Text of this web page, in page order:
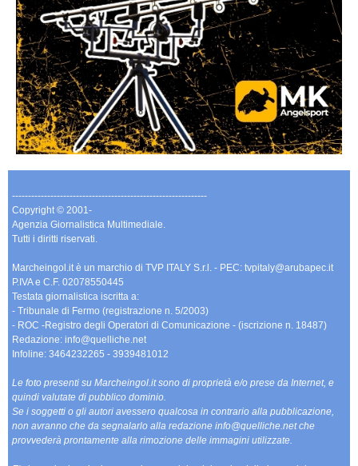
-------------------------------------------------------------
Copyright © 2001-
Agenzia Giornalistica Multimediale.
Tutti i diritti riservati.
Marcheingol.it è un marchio di TVP ITALY S.r.l. - PEC: tvpitaly@arubapec.it
P.IVA e C.F. 02078550445
Testata giornalistica iscritta a:
- Tribunale di Fermo (registrazione n. 5/2003)
- ROC -Registro degli Operatori di Comunicazione - (iscrizione n. 18487)
Redazione: info@quelliche.net
Infoline: 3464232265 - 3939481012
Le foto presenti su Marcheingol.it sono di proprietà e/o prese da Internet, e
quindi valutate di pubblico dominio.
Se i soggetti o gli autori avessero qualcosa in contrario alla pubblicazione,
non avranno che da segnalarlo alla redazione info@quelliche.net che
provvederà prontamente alla rimozione delle immagini utilizzate.